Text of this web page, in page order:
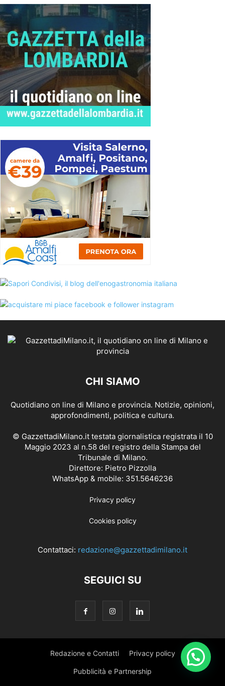
CHI SIAMO
Quotidiano on line di Milano e provincia. Notizie, opinioni,
approfondimenti, politica e cultura.
© GazzettadiMilano.it testata giornalistica registrata il 10
Maggio 2023 al n.58 del registro della Stampa del
Tribunale di Milano.
Direttore: Pietro Pizzolla
WhatsApp & mobile: 351.5646236
Privacy policy
Cookies policy
Contattaci: redazione@gazzettadimilano.it
SEGUICI SU
Redazione e Contatti Privacy policy
Pubblicità e Partnership